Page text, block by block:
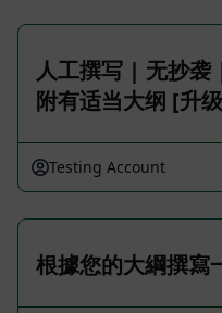
人工撰写 | 无抄袭
附有适当大纲 [升
Testing Account
根據您的大綱撰寫